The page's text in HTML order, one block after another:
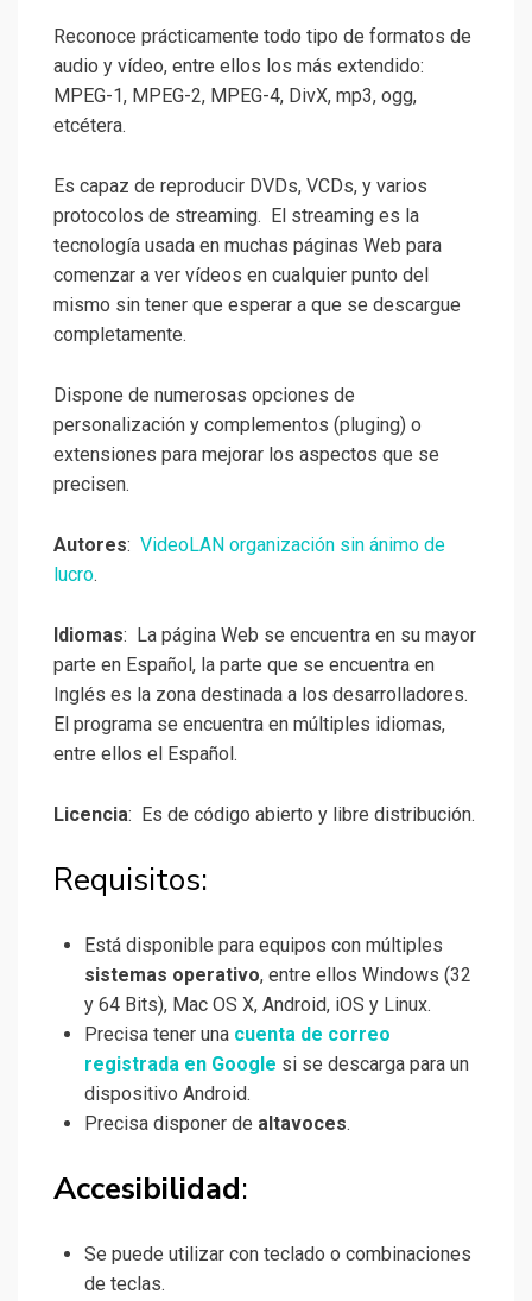
Reconoce prácticamente todo tipo de formatos de
audio y vídeo, entre ellos los más extendido:
MPEG-1, MPEG-2, MPEG-4, DivX, mp3, ogg,
etcétera.
Es capaz de reproducir DVDs, VCDs, y varios
protocolos de streaming. El streaming es la
tecnología usada en muchas páginas Web para
comenzar a ver vídeos en cualquier punto del
mismo sin tener que esperar a que se descargue
completamente.
Dispone de numerosas opciones de
personalización y complementos (pluging) o
extensiones para mejorar los aspectos que se
precisen.
Autores: VideoLAN organización sin ánimo de
lucro.
Idiomas: La página Web se encuentra en su mayor
parte en Español, la parte que se encuentra en
Inglés es la zona destinada a los desarrolladores.
El programa se encuentra en múltiples idiomas,
entre ellos el Español.
Licencia: Es de código abierto y libre distribución.
Requisitos:
Está disponible para equipos con múltiples
sistemas operativo, entre ellos Windows (32
y 64 Bits), Mac OS X, Android, iOS y Linux.
Precisa tener una cuenta de correo
registrada en Google si se descarga para un
dispositivo Android.
Precisa disponer de altavoces.
Accesibilidad:
Se puede utilizar con teclado o combinaciones
de teclas.